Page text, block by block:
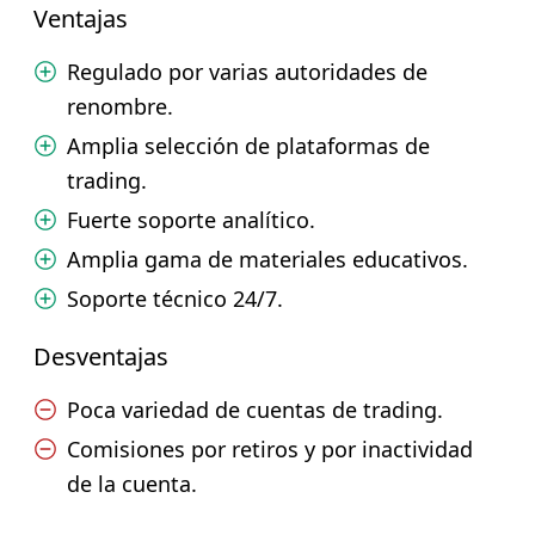
Ventajas
Regulado por varias autoridades de
renombre.
Amplia selección de plataformas de
trading.
Fuerte soporte analítico.
Amplia gama de materiales educativos.
Soporte técnico 24/7.
Desventajas
Poca variedad de cuentas de trading.
Comisiones por retiros y por inactividad
de la cuenta.